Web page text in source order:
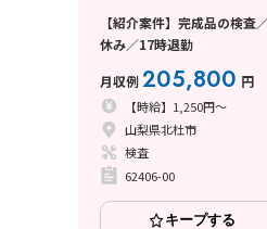
【紹介案件】完成品の検
休み／17時退勤
月収例205,800 円
【時給】1,250円～
山梨県北杜市
検査
62406-00
キープする